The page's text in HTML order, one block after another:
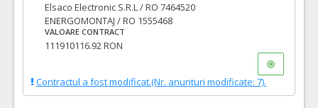
Elsaco Electronic S.R.L / RO 7464520
ENERGOMONTAJ / RO 1555468
VALOARE CONTRACT
111910116.92 RON
Contractul a fost modificat.(Nr. anunturi modificate: 7).